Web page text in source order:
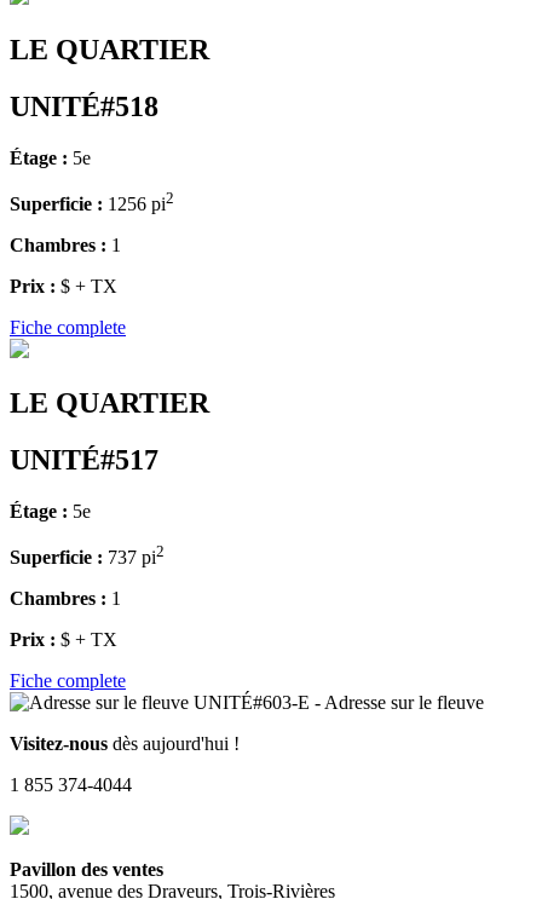
LE QUARTIER
UNITÉ#518
Étage : 5e
Superficie : 1256 pi2
Chambres : 1
Prix : $ + TX
Fiche complete
LE QUARTIER
UNITÉ#517
Étage : 5e
Superficie : 737 pi2
Chambres : 1
Prix : $ + TX
Fiche complete
Visitez-nous dès aujourd'hui !
1 855 374-4044
Pavillon des ventes
1500, avenue des Draveurs, Trois-Rivières